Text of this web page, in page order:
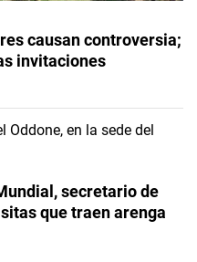
causan controversia;
invitaciones
secretario de
que traen arenga